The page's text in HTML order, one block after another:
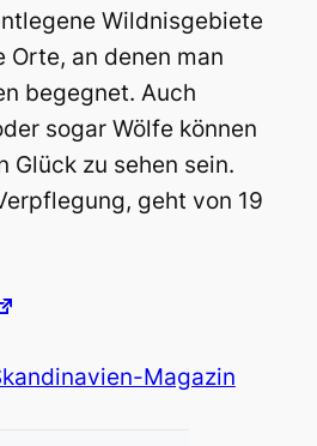
Wildnisgebiete
Orte, an denen man
begegnet. Auch
sogar Wölfe können
Glück zu sehen sein.
geht von 19
Magazin